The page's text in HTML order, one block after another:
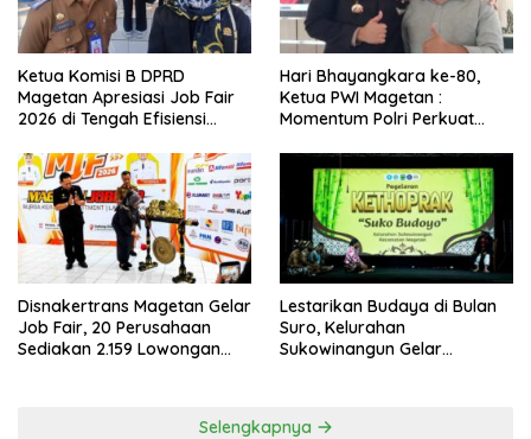
Ketua Komisi B DPRD
Magetan Apresiasi Job Fair
2026 di Tengah Efisiensi
Hari Bhayangkara ke-80,
Ketua PWI Magetan :
Momentum Polri Perkuat
Disnakertrans Magetan Gelar
Job Fair, 20 Perusahaan
Sediakan 2.159 Lowongan
Lestarikan Budaya di Bulan
Suro, Kelurahan
Sukowinangun Gelar
Selengkapnya